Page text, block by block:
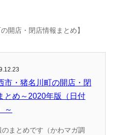
開店・閉店情報まとめ】
市・猪名川町の開店・閉
とめ～2020年版（日付
～
まとめです（かわマガ調